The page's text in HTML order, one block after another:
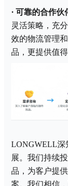
·可靠的合作伙
灵活策略，充
效的物流管理
品，更提供值
LONGWELL深
展。我们持续
品，为客户提